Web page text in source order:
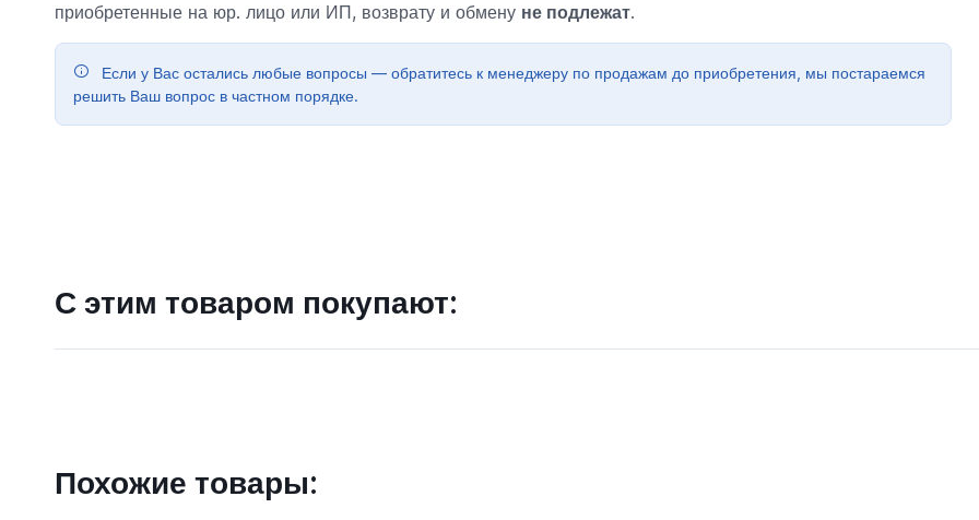
приобретенные на юр. лицо или ИП, возврату и обмену не подлежат.
Если у Вас остались любые вопросы — обратитесь к менеджеру по продажам до приобретения, мы постараемся
решить Ваш вопрос в частном порядке.
С этим товаром покупают:
Похожие товары: